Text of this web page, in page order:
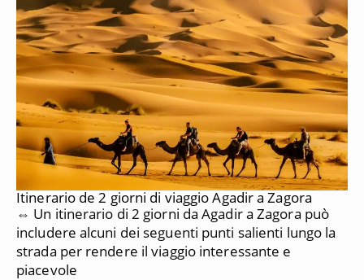
Itinerario de 2 giorni di viaggio Agadir a Zagora
⇔ Un itinerario di 2 giorni da Agadir a Zagora può
includere alcuni dei seguenti punti salienti lungo la
strada per rendere il viaggio interessante e
piacevole